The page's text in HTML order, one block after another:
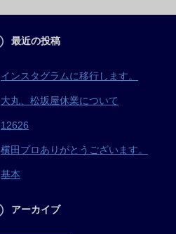
最近の投稿
インスタグラムに移行します。
大丸、松坂屋休業について
12626
横田プロありがとうございます。
基本
アーカイブ